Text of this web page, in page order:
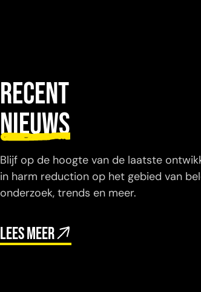
Recent
nieuws
Blijf op de hoogte van de laatste
in harm reduction op het gebied van
onderzoek, trends en meer.
Lees meer